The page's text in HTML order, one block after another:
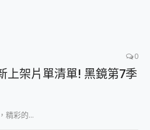
0
上架片單清單! 黑鏡第7季
精彩的...